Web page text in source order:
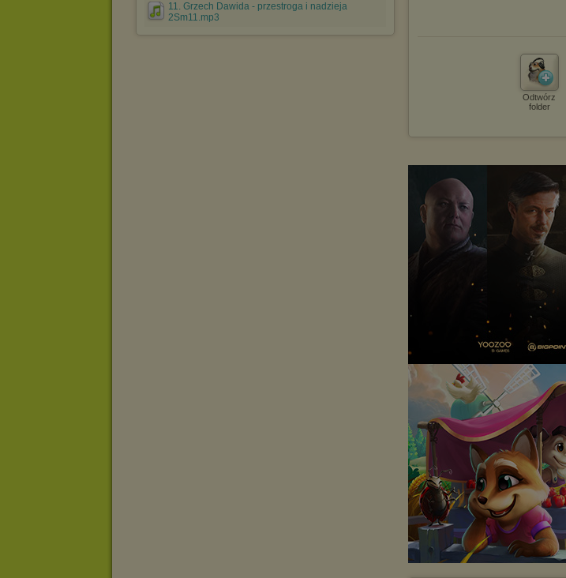
11. Grzech Dawida - przestroga i nadzieja
2Sm11.mp3
Odtwórz
folder